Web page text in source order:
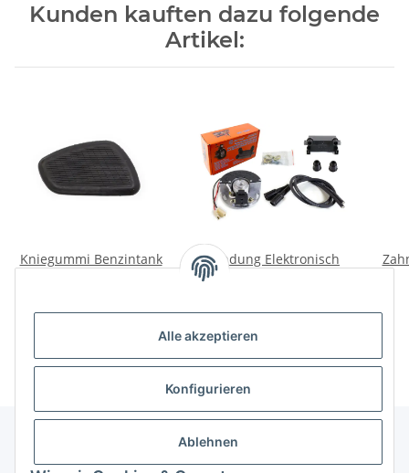
Alle akzeptieren
Konfigurieren
Ablehnen
Kunden kauften dazu folgende
Artikel:
Kniegummi Benzintank
Zündung Elektronisch
mit neuer Zündspule